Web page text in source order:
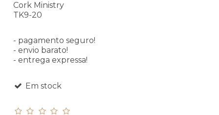
Cork Ministry
TK9-20
- pagamento seguro!
- envio barato!
- entrega expressa!
Em stock